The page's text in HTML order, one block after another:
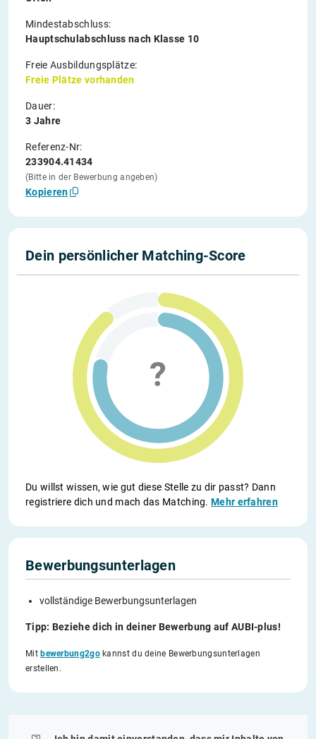
Mindestabschluss:
Hauptschulabschluss nach Klasse 10
Freie Ausbildungsplätze:
Freie Plätze vorhanden
Dauer:
3 Jahre
Referenz-Nr:
233904.41434
(Bitte in der Bewerbung angeben)
Kopieren
Dein persönlicher Matching-Score
Du willst wissen, wie gut diese Stelle zu dir passt? Dann
registriere dich und mach das Matching.Mehr erfahren
Bewerbungsunterlagen
vollständige Bewerbungsunterlagen
Tipp: Beziehe dich in deiner Bewerbung auf AUBI-plus!
Mit bewerbung2gokannst du deine Bewerbungsunterlagen
erstellen.